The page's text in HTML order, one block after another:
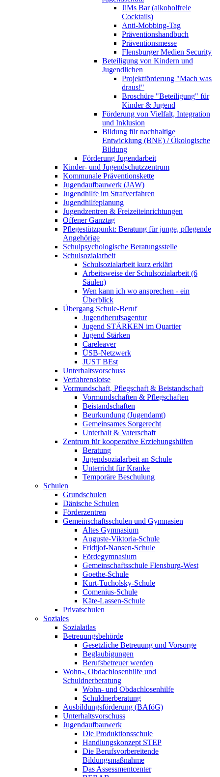
JiMs Bar (alkoholfreie
Cocktails)
Anti-Mobbing-Tag
Präventionshandbuch
Präventionsmesse
Flensburger Medien Security
Beteiligung von Kindern und
Jugendlichen
Projektförderung "Mach was
draus!"
Broschüre "Beteiligung" für
Kinder & Jugend
Förderung von Vielfalt, Integration
und Inklusion
Bildung für nachhaltige
Entwicklung (BNE) / Ökologische
Bildung
Förderung Jugendarbeit
Kinder- und Jugendschutzzentrum
Kommunale Präventionskette
Jugendaufbauwerk (JAW)
Jugendhilfe im Strafverfahren
Jugendhilfeplanung
Jugendzentren & Freizeiteinrichtungen
Offener Ganztag
Pflegestützpunkt: Beratung für junge, pflegende
Angehörige
Schulpsychologische Beratungsstelle
Schulsozialarbeit
Schulsozialarbeit kurz erklärt
Arbeitsweise der Schulsozialarbeit (6
Säulen)
Wen kann ich wo ansprechen - ein
Überblick
Übergang Schule-Beruf
Jugendberufsagentur
Jugend STÄRKEN im Quartier
Jugend Stärken
Careleaver
ÜSB-Netzwerk
JUST BEst
Unterhaltsvorschuss
Verfahrenslotse
Vormundschaft, Pflegschaft & Beistandschaft
Vormundschaften & Pflegschaften
Beistandschaften
Beurkundung (Jugendamt)
Gemeinsames Sorgerecht
Unterhalt & Vaterschaft
Zentrum für kooperative Erziehungshilfen
Beratung
Jugendsozialarbeit an Schule
Unterricht für Kranke
Temporäre Beschulung
Schulen
Grundschulen
Dänische Schulen
Förderzentren
Gemeinschaftsschulen und Gymnasien
Altes Gymnasium
Auguste-Viktoria-Schule
Fridtjof-Nansen-Schule
Fördegymnasium
Gemeinschaftsschule Flensburg-West
Goethe-Schule
Kurt-Tucholsky-Schule
Comenius-Schule
Käte-Lassen-Schule
Privatschulen
Soziales
Sozialatlas
Betreuungsbehörde
Gesetzliche Betreuung und Vorsorge
Beglaubigungen
Berufsbetreuer werden
Wohn-, Obdachlosenhilfe und
Schuldnerberatung
Wohn- und Obdachlosenhilfe
Schuldnerberatung
Ausbildungsförderung (BAföG)
Unterhaltsvorschuss
Jugendaufbauwerk
Die Produktionsschule
Handlungskonzept STEP
Die Berufsvorbereitende
Bildungsmaßnahme
Das Assessmentcenter